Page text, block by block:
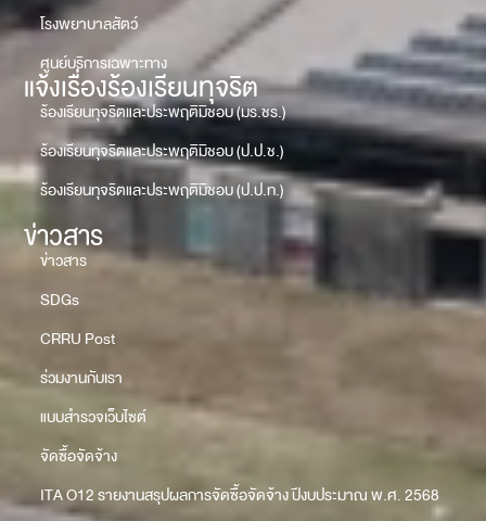
โรงพยาบาลสัตว์
ศูนย์บริการเฉพาะทาง
แจ้งเรื่องร้องเรียนทุจริต
ร้องเรียนทุจริตและประพฤติมิชอบ (มร.ชร.)
ร้องเรียนทุจริตและประพฤติมิชอบ (ป.ป.ช.)
ร้องเรียนทุจริตและประพฤติมิชอบ (ป.ป.ท.)
ข่าวสาร
ข่าวสาร
SDGs
CRRU Post
ร่วมงานกับเรา
แบบสำรวจเว็บไซต์
จัดซื้อจัดจ้าง
ITA O12 รายงานสรุปผลการจัดซื้อจัดจ้าง ปีงบประมาณ พ.ศ. 2568